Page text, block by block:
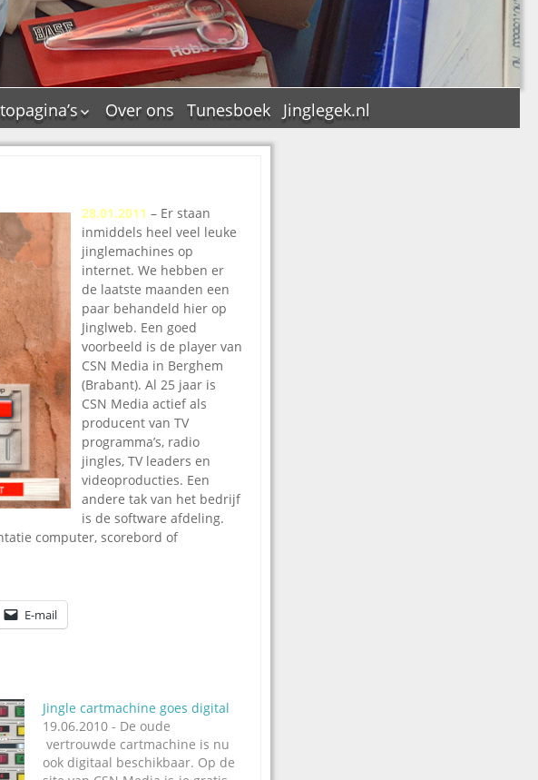
–
hun
in pictures
& Tanner in
Format in
Voormekaar in
Over ons Tunesboek Jinglegek.nl
28.01.2011 – Er staan
inmiddels heel veel leuke
jinglemachines op
internet. We hebben er
de laatste maanden een
paar behandeld hier op
Jinglweb. Een goed
voorbeeld is de player van
CSN Media in Berghem
(Brabant). Al 25 jaar is
CSN Media actief als
producent van TV
programma’s, radio
jingles, TV leaders en
videoproducties. Een
andere tak van het bedrijf
is de software afdeling.
computer, scorebord of
E-mail
Jingle cartmachine goes digital
19.06.2010 - De oude
vertrouwde cartmachine is nu
ook digitaal beschikbaar. Op de